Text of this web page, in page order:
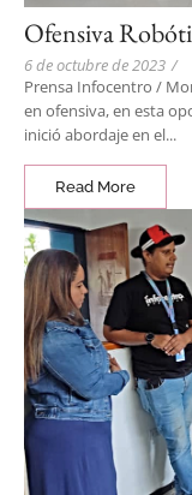
Ofensiva
6 de octubre de 2023 /
Prensa Infocentro /
en ofensiva, en esta
inició abordaje en el...
Read More